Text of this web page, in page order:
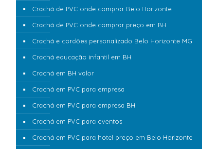
Crachá de PVC onde comprar Belo Horizonte
Crachá de PVC onde comprar preço em BH
Crachá e cordões personalizado Belo Horizonte MG
Crachá educação infantil em BH
Crachá em BH valor
Crachá em PVC para empresa
Crachá em PVC para empresa BH
Crachá em PVC para eventos
Crachá em PVC para hotel preço em Belo Horizonte